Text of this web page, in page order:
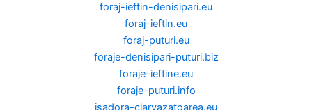
foraj-ieftin-denisipari.eu
foraj-ieftin.eu
foraj-puturi.eu
foraje-denisipari-puturi.biz
foraje-ieftine.eu
foraje-puturi.info
isadora-clarvazatoarea.eu